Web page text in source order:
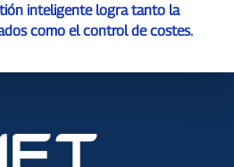
inteligente logra tanto la
como el control de costes.